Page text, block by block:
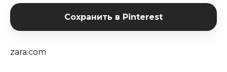
Сохранить в Pinterest
zara.com